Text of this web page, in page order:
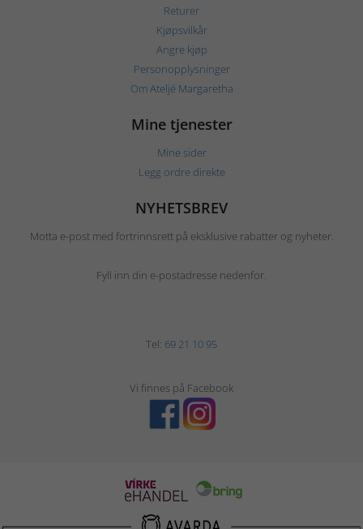
Returer
Kjøpsvilkår
Angre kjøp
Personopplysninger
Om Ateljé Margaretha
Mine tjenester
Mine sider
Legg ordre direkte
NYHETSBREV
Motta e-post med fortrinnsrett på eksklusive rabatter og nyheter.
Fyll inn din e-postadresse nedenfor.
Tel: 69 21 10 95
Vi finnes på Facebook